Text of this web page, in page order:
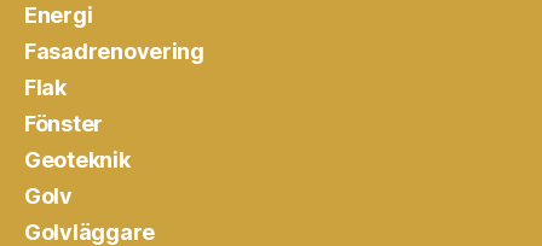
Energi
Fasadrenovering
Flak
Fönster
Geoteknik
Golv
Golvläggare